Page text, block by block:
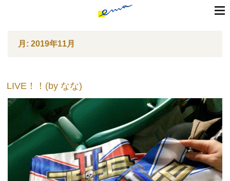
月: 2019年11月
LIVE！！(by なな)
toggle